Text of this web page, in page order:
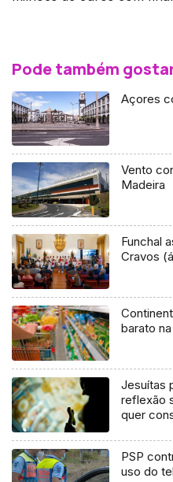
Pode também
Açores
Vento
Madeira
Funchal
Cravos
barato
Jesuítas
reflexão
quer
PSP
uso do